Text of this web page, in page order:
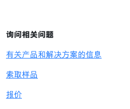
询问相关问题
有关产品和解决方案的信息
索取样品
报价